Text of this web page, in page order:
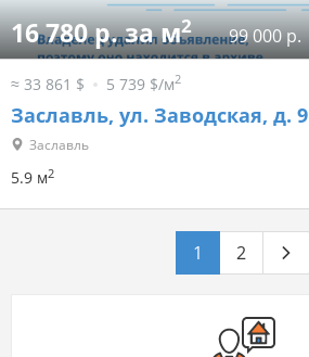
16 780 р. за м2 99 000 р.
≈ 33 861 $ 5 739 $/м2
Заславль, ул. Заводская, д. 9
Заславль
5.9 м2
1 2